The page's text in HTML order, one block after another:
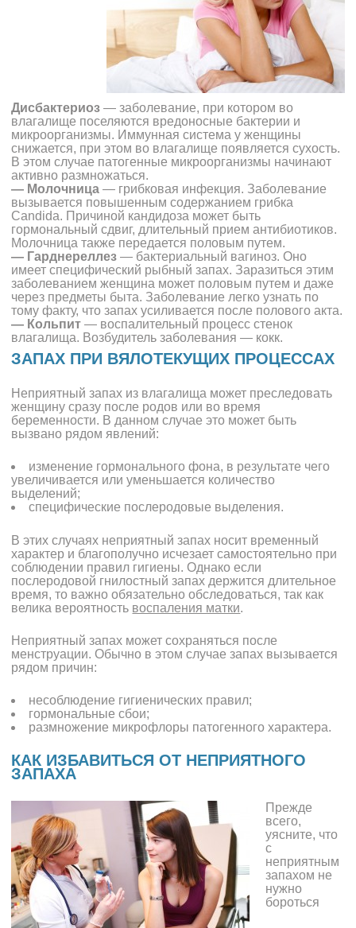
Дисбактериоз — заболевание, при котором во
влагалище поселяются вредоносные бактерии и
микроорганизмы. Иммунная система у женщины
снижается, при этом во влагалище появляется сухость.
В этом случае патогенные микроорганизмы начинают
активно размножаться.
— Молочница — грибковая инфекция. Заболевание
вызывается повышенным содержанием грибка
Candida. Причиной кандидоза может быть
гормональный сдвиг, длительный прием антибиотиков.
Молочница также передается половым путем.
— Гарднереллез — бактериальный вагиноз. Оно
имеет специфический рыбный запах. Заразиться этим
заболеванием женщина может половым путем и даже
через предметы быта. Заболевание легко узнать по
тому факту, что запах усиливается после полового акта.
— Кольпит — воспалительный процесс стенок
влагалища. Возбудитель заболевания — кокк.
ЗАПАХ ПРИ ВЯЛОТЕКУЩИХ ПРОЦЕССАХ
Неприятный запах из влагалища может преследовать
женщину сразу после родов или во время
беременности. В данном случае это может быть
вызвано рядом явлений:
изменение гормонального фона, в результате чего
увеличивается или уменьшается количество
выделений;
специфические послеродовые выделения.
В этих случаях неприятный запах носит временный
характер и благополучно исчезает самостоятельно при
соблюдении правил гигиены. Однако если
послеродовой гнилостный запах держится длительное
время, то важно обязательно обследоваться, так как
велика вероятность воспаления матки.
Неприятный запах может сохраняться после
менструации. Обычно в этом случае запах вызывается
рядом причин:
несоблюдение гигиенических правил;
гормональные сбои;
размножение микрофлоры патогенного характера.
КАК ИЗБАВИТЬСЯ ОТ НЕПРИЯТНОГО
ЗАПАХА
Прежде
всего,
уясните, что
с
неприятным
запахом не
нужно
бороться